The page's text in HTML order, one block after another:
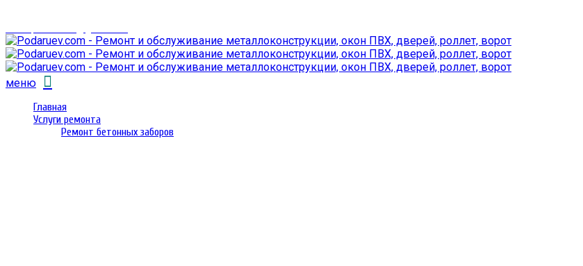
меню
Главная
Услуги ремонта
Ремонт бетонных заборов